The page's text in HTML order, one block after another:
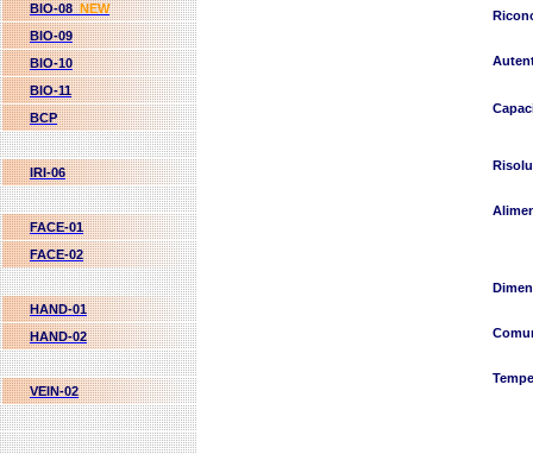
BIO-08NEW
BIO-09
BIO-10
BIO-11
BCP
IRI-06
FACE-01
FACE-02
HAND-01
HAND-02
VEIN-02